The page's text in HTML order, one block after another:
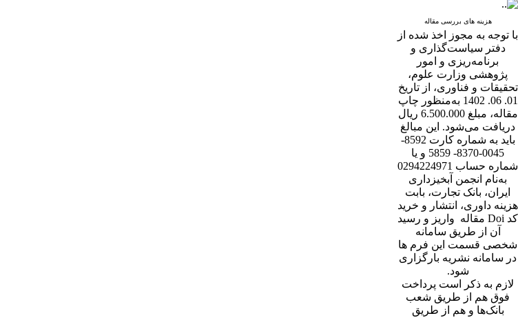
هزینه های بررسی مقاله
با توجه به مجوز اخذ شده از
دفتر سیاست‌گذاری و
برنامه‌ریزی و امور
پژوهشی وزارت علوم،
تحقیقات و فناوری، از تاریخ
01. 06. 1402 به‌منظور چاپ
مقاله، مبلغ 6.500.000 ریال
دریافت می‌شود. این مبالغ
باید به شماره کارت 8592-
0045-8370- 5859 و یا
شماره حساب 0294224971
به‌نام انجمن آبخیزداری
ایران، بانک تجارت، بابت
هزینه داوری، انتشار و خرید
کد Doi مقاله واریز و رسید
آن از طریق سامانه
شخصی قسمت این فرم ها
در سامانه نشریه بارگزاری
شود.
لازم به ذکر است پرداخت
فوق هم از طریق شعب
بانک‌‌ها و هم از طریق